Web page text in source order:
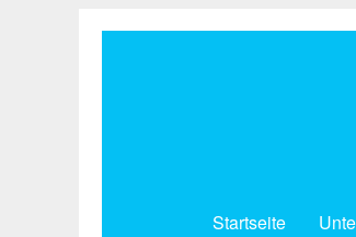
Startseite